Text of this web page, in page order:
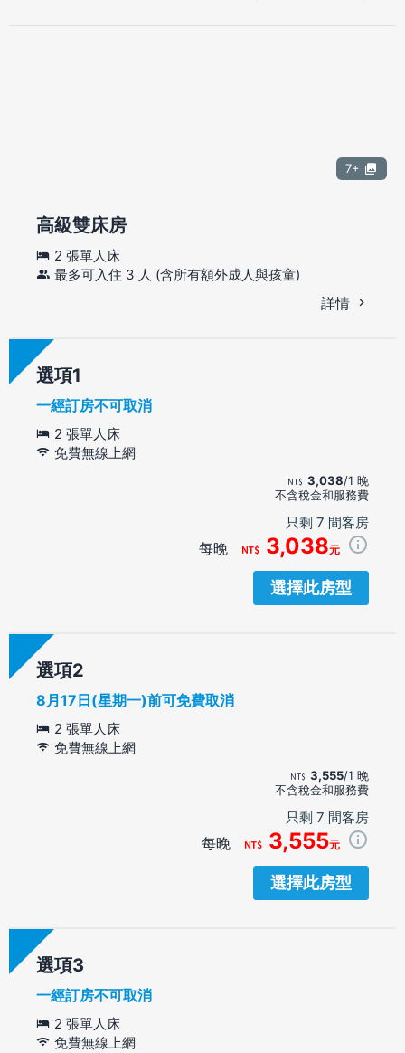
7+
高級雙床房
2 張單人床
最多可入住 3 人 (含所有額外成人與孩童)
詳情
選項
一經訂房不可取消
2 張單人床
免費無線上網
3,038/1 晚
不含稅金和服務費
只剩 7 間客房
每晚 3,038元
選擇此房型
選項
8月17日(星期一)前可免費取消
2 張單人床
免費無線上網
3,555/1 晚
不含稅金和服務費
只剩 7 間客房
每晚 3,555元
選擇此房型
選項
一經訂房不可取消
2 張單人床
免費無線上網